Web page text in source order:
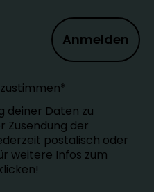
Anmelden
deiner Daten zu
Zusendung der
postalisch oder
weitere Infos zum